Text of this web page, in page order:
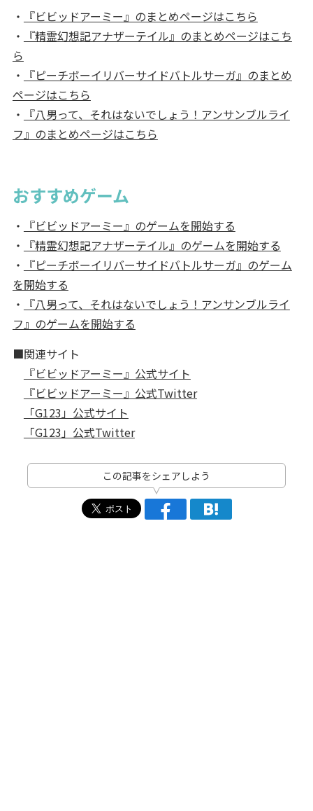
・
『ビビッドアーミー』のまとめページはこちら
・
『精霊幻想記アナザーテイル』のまとめページはこち
ら
・
『ピーチボーイリバーサイドバトルサーガ』のまとめ
ページはこちら
・
『八男って、それはないでしょう！アンサンブルライ
フ』のまとめページはこちら
おすすめゲーム
・
『ビビッドアーミー』のゲームを開始する
・
『精霊幻想記アナザーテイル』のゲームを開始する
・
『ピーチボーイリバーサイドバトルサーガ』のゲーム
を開始する
・
『八男って、それはないでしょう！アンサンブルライ
フ』のゲームを開始する
■関連サイト
『ビビッドアーミー』公式サイト
『ビビッドアーミー』公式Twitter
「G123」公式サイト
「G123」公式Twitter
この記事をシェアしよう